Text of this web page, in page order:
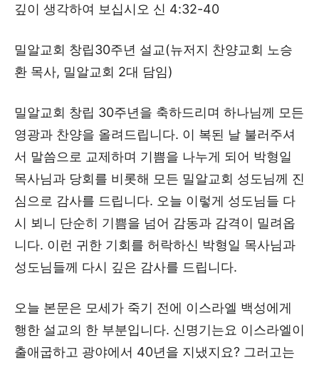
깊이 생각하여 보십시오 신 4:32-40
밀알교회 창립30주년 설교(뉴저지 찬양교회 노승
환 목사, 밀알교회 2대 담임)
밀알교회 창립 30주년을 축하드리며 하나님께 모든
영광과 찬양을 올려드립니다. 이 복된 날 불러주셔
서 말씀으로 교제하며 기쁨을 나누게 되어 박형일
목사님과 당회를 비롯해 모든 밀알교회 성도님께 진
심으로 감사를 드립니다. 오늘 이렇게 성도님들 다
시 뵈니 단순히 기쁨을 넘어 감동과 감격이 밀려옵
니다. 이런 귀한 기회를 허락하신 박형일 목사님과
성도님들께 다시 깊은 감사를 드립니다.
오늘 본문은 모세가 죽기 전에 이스라엘 백성에게
행한 설교의 한 부분입니다. 신명기는요 이스라엘이
출애굽하고 광야에서 40년을 지냈지요? 그러고는